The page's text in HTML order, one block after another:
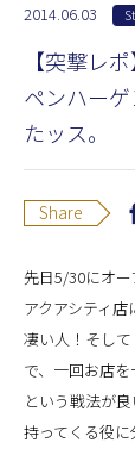
2014.06.03
【突撃レ
ペンハー
たッス。
Share
先日5/30にオー
アクアシティ店
凄い人！そし
で、一回お店
という戦法が
持ってくる役に